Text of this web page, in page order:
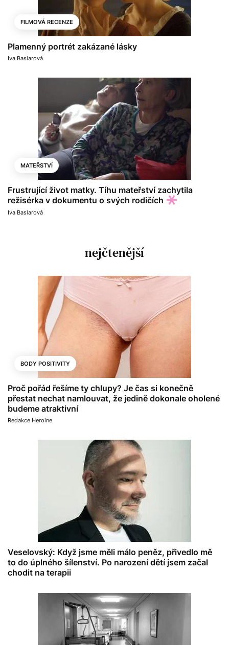
FILMOVÁ RECENZE
Plamenný portrét zakázané lásky
Iva Baslarová
MATEŘSTVÍ
Frustrující život matky. Tíhu mateřství zachytila
režisérka v dokumentu o svých rodičích
Iva Baslarová
nejčtenější
BODY POSITIVITY
Proč pořád řešíme ty chlupy? Je čas si konečně
přestat nechat namlouvat, že jedině dokonale oholené
budeme atraktivní
Redakce Heroine
Veselovský: Když jsme měli málo peněz, přivedlo mě
to do úplného šílenství. Po narození dětí jsem začal
chodit na terapii